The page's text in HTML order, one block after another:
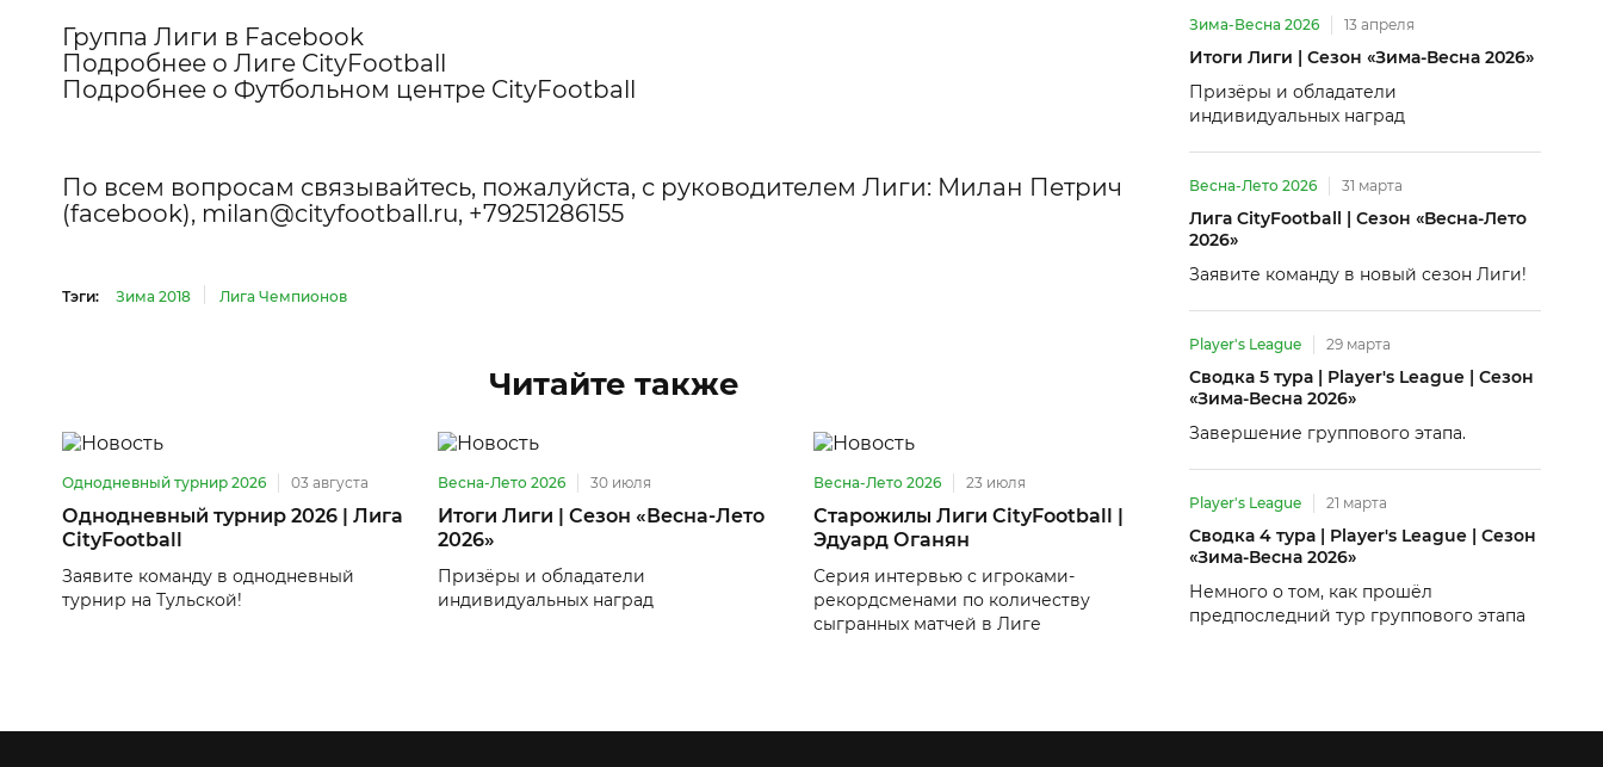
Группа Лиги в Facebook
Подробнее о Лиге CityFootball
Подробнее о Футбольном центре CityFootball
По всем вопросам связывайтесь, пожалуйста, с руководителем Лиги: Милан Петрич
(facebook), milan@cityfootball.ru, +79251286155
Тэги: Зима 2018 Лига Чемпионов
Читайте также
Однодневный турнир 2026 03 августа
Однодневный турнир 2026 | Лига
CityFootball
Заявите команду в однодневный
турнир на Тульской!
Весна-Лето 2026 30 июля
Итоги Лиги | Сезон «Весна-Лето
2026»
Призёры и обладатели
индивидуальных наград
Весна-Лето 2026 23 июля
Старожилы Лиги CityFootball |
Эдуард Оганян
Серия интервью с игроками-
рекордсменами по количеству
сыгранных матчей в Лиге
Зима-Весна 2026 13 апреля
Итоги Лиги | Сезон «Зима-Весна 2026»
Призёры и обладатели
индивидуальных наград
Весна-Лето 2026 31 марта
Лига CityFootball | Сезон «Весна-Лето
2026»
Заявите команду в новый сезон Лиги!
Player's League 29 марта
Сводка 5 тура | Player's League | Сезон
«Зима-Весна 2026»
Завершение группового этапа.
Player's League 21 марта
Сводка 4 тура | Player's League | Сезон
«Зима-Весна 2026»
Немного о том, как прошёл
предпоследний тур группового этапа